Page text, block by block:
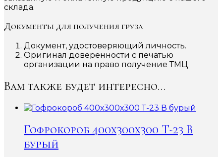
склада.
Документы для получения груза
Документ, удостоверяющий личность.
Оригинал доверенности с печатью
организации на право получение ТМЦ
Вам также будет интересно…
Гофрокороб 400х300х300 Т-23 В
бурый